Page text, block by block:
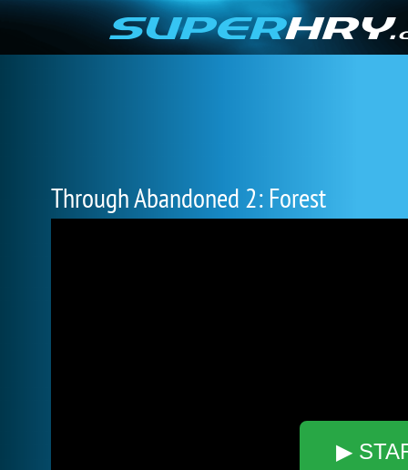
Through Abandoned 2: Forest
▶